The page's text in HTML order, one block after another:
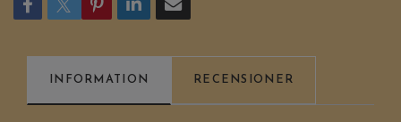
INFORMATION RECENSIONER